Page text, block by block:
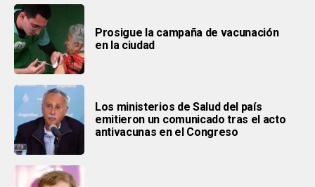
Prosigue la campaña de vacunación
en la ciudad
Los ministerios de Salud del país
emitieron un comunicado tras el acto
antivacunas en el Congreso